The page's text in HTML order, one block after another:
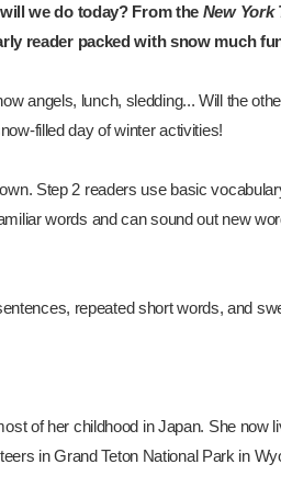
we do today? From the New York
reader packed with snow much
angels, lunch, sledding... Will the
filled day of winter activities!
Step 2 readers use basic
words and can sound out new
repeated short words, and
of her childhood in Japan. She now
in Grand Teton National Park in